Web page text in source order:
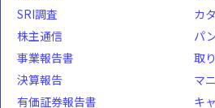
SRI調査
株主通信
事業報告書
決算報告
有価証券報告書
カ
パ
取
マ
キ